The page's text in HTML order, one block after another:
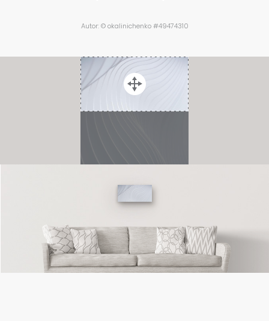
Autor: © okalinichenko #49474310